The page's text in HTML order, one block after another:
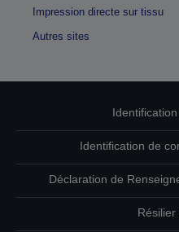
Impression directe sur tissu
Autres sites
Identification de
Déclaration de